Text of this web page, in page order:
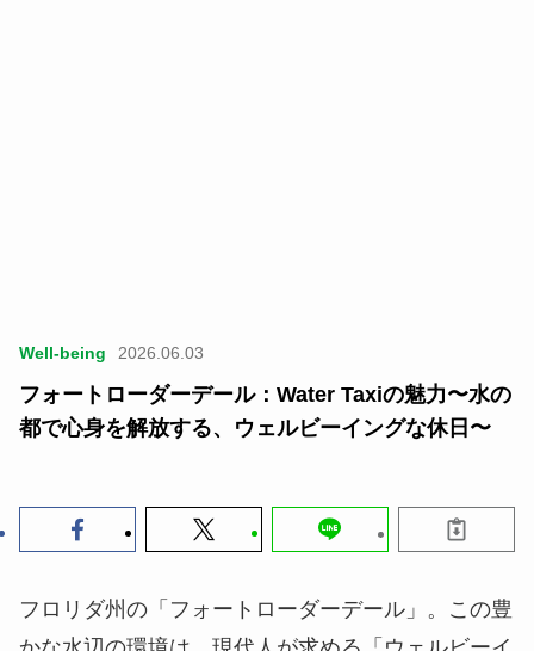
Well-being 2026.06.03
フォートローダーデール：Water Taxiの魅力〜水の
都で心身を解放する、ウェルビーイングな休日〜
フロリダ州の「フォートローダーデール」。この豊